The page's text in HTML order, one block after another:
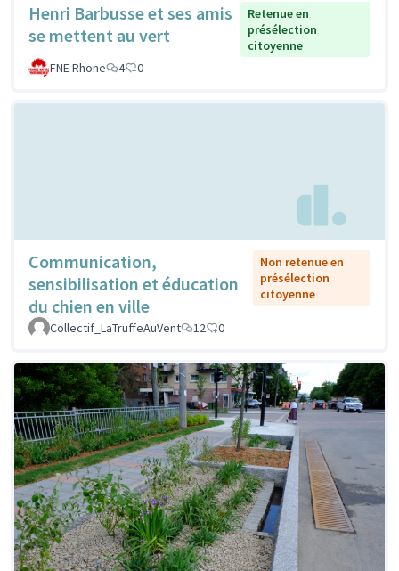
Henri Barbusse et ses amis
se mettent au vert
Retenue en
présélection
citoyenne
FNE Rhone
4 0
Communication,
sensibilisation et éducation
du chien en ville
Non retenue en
présélection
citoyenne
Collectif_LaTruffeAuVent 12 0